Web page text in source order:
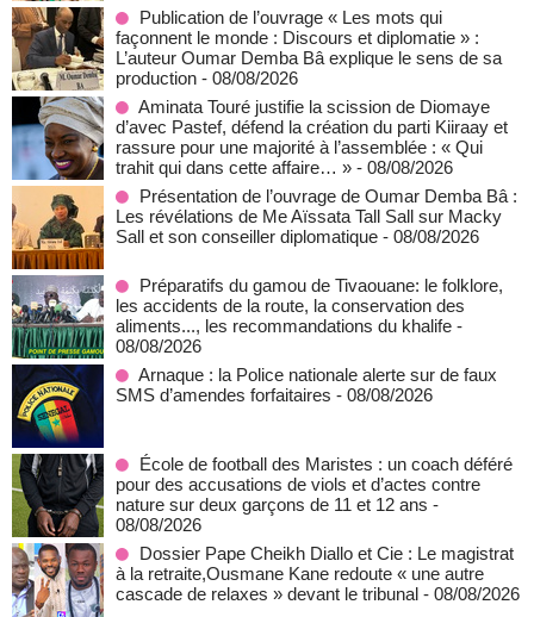
Publication de l’ouvrage « Les mots qui
façonnent le monde : Discours et diplomatie » :
L’auteur Oumar Demba Bâ explique le sens de sa
production - 08/08/2026
Aminata Touré justifie la scission de Diomaye
d’avec Pastef, défend la création du parti Kiiraay et
rassure pour une majorité à l’assemblée : « Qui
trahit qui dans cette affaire… » - 08/08/2026
Présentation de l’ouvrage de Oumar Demba Bâ :
Les révélations de Me Aïssata Tall Sall sur Macky
Sall et son conseiller diplomatique - 08/08/2026
Préparatifs du gamou de Tivaouane: le folklore,
les accidents de la route, la conservation des
aliments..., les recommandations du khalife -
08/08/2026
Arnaque : la Police nationale alerte sur de faux
SMS d’amendes forfaitaires - 08/08/2026
École de football des Maristes : un coach déféré
pour des accusations de viols et d’actes contre
nature sur deux garçons de 11 et 12 ans -
08/08/2026
Dossier Pape Cheikh Diallo et Cie : Le magistrat
à la retraite,Ousmane Kane redoute « une autre
cascade de relaxes » devant le tribunal - 08/08/2026